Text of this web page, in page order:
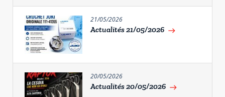
21/05/2026
Actualités 21/05/2026 east
20/05/2026
Actualités 20/05/2026 east